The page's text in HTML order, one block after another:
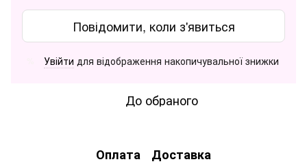
Повідомити, коли з'явиться
Увійти для відображення накопичувальної знижки
До обраного
Оплата Доставка